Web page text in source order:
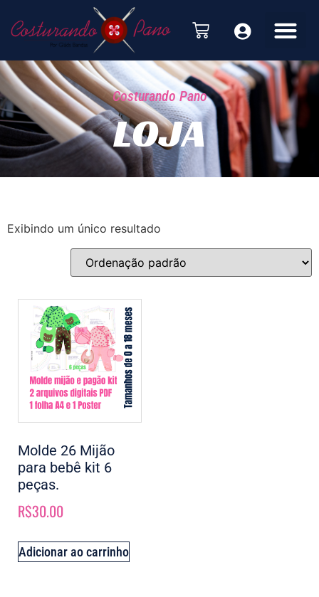
Costurando Pano
LOJA
Exibindo um único resultado
Molde 26 Mijão
para bebê kit 6
peças.
R$30.00
Adicionar ao carrinho